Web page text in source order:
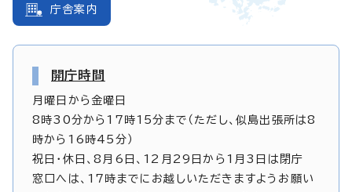
庁舎案内
開庁時間
月曜日から金曜日
8時30分から17時15分まで（ただし、似島出張所は8
時から16時45分）
祝日・休日、8月6日、12月29日から1月3日は閉庁
窓口へは、17時までにお越しいただきますようお願い